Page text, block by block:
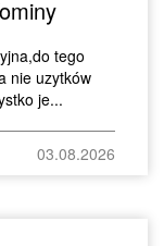
tego
nie uzytków
je...
03.08.2026